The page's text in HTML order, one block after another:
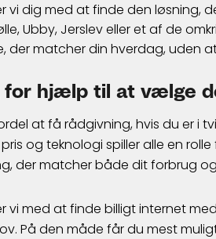
vi dig med at finde den løsning,
Ubby, Jerslev eller et af de
der matcher din hverdag, uden
for hjælp til at vælge
at få rådgivning, hvis du er i
og teknologi spiller alle en
der matcher både dit forbrug
vi med at finde billigt internet
På den måde får du mest